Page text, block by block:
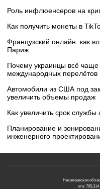
Роль инфлюенсеров на
Как получить монеты в
Французский онлайн: как
Париж
Почему украинцы всё
международных перелётов
Автомобили из США под
увеличить объемы продаж
Как увеличить срок службы
Планирование и
инженерного
Николаевская
это: